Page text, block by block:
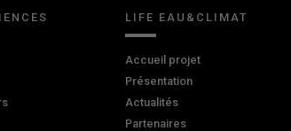
LIFE EAU&CLIMAT
Accueil projet
Présentation
Actualités
Partenaires